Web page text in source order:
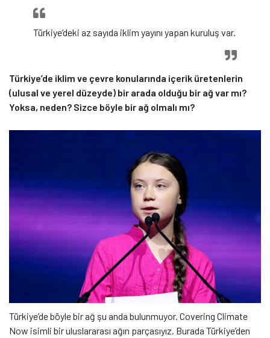
Türkiye’deki az sayıda iklim yayını yapan kuruluş var.
Türkiye’de iklim ve çevre konularında içerik üretenlerin
(ulusal ve yerel düzeyde) bir arada olduğu bir ağ var mı?
Yoksa, neden? Sizce böyle bir ağ olmalı mı?
Türkiye’de böyle bir ağ şu anda bulunmuyor. Covering Climate
Now isimli bir uluslararası ağın parçasıyız. Burada Türkiye’den